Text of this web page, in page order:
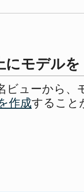
にモデル
ビューから、
作成すること